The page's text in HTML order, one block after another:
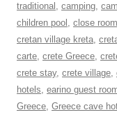
traditional , camping,
children pool , close
cretan village kreta,
carte, crete Greece,
crete stay, crete village,
hotels, earino guest
Greece, Greece cave